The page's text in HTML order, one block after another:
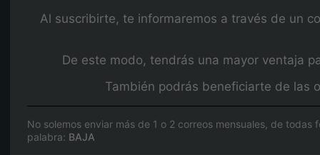
Al suscribirte, te informaremos a través de un
De este modo, tendrás una mayor ventaja
También podrás beneficiarte de las
No solemos enviar más de 1 o 2 correos mensuales, de
palabra: BAJA